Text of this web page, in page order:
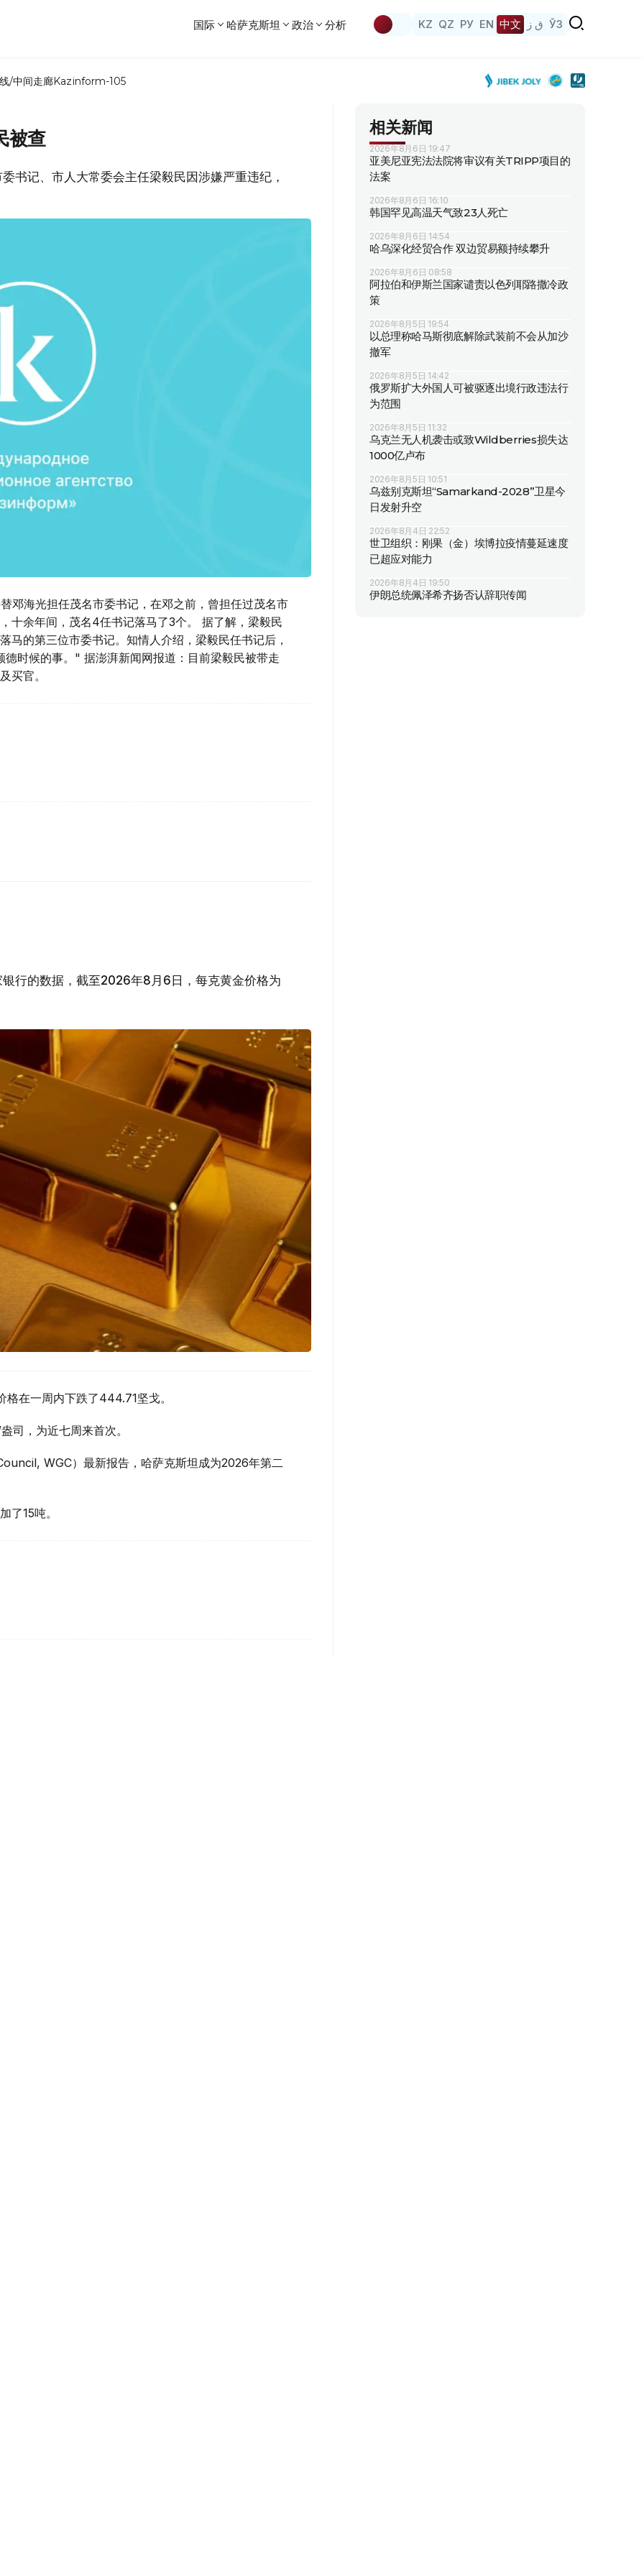
国际 哈萨克斯坦 政治 分析 KZ QZ РУ EN 中文 ق ز ЎЗ
/中间走廊Kazinform-105
被查
书记、市人大常委会主任梁毅民因涉嫌严重违纪，
邓海光担任茂名市委书记，在邓之前，曾担任过茂名市
十余年间，茂名4任书记落马了3个。 据了解，梁毅民
马的第三位市委书记。知情人介绍，梁毅民任书记后，
时候的事。" 据澎湃新闻网报道：目前梁毅民被带走
买官。
银行的数据，截至2026年8月6日，每克黄金价格为
在一周内下跌了444.71坚戈。
司，为近七周来首次。
WGC）最新报告，哈萨克斯坦成为2026年第二
了15吨。
相关新闻
2026年8月6日 19:47
亚美尼亚宪法法院将审议有关TRIPP项目的
法案
2026年8月6日 16:10
韩国罕见高温天气致23人死亡
2026年8月6日 14:54
哈乌深化经贸合作 双边贸易额持续攀升
2026年8月6日 08:58
阿拉伯和伊斯兰国家谴责以色列耶路撒冷政
策
2026年8月5日 19:54
以总理称哈马斯彻底解除武装前不会从加沙
撤军
2026年8月5日 14:42
俄罗斯扩大外国人可被驱逐出境行政违法行
为范围
2026年8月5日 11:32
乌克兰无人机袭击或致Wildberries损失达
1000亿卢布
2026年8月5日 10:51
乌兹别克斯坦“Samarkand-2028”卫星今
日发射升空
2026年8月4日 22:52
世卫组织：刚果（金）埃博拉疫情蔓延速度
已超应对能力
2026年8月4日 19:50
伊朗总统佩泽希齐扬否认辞职传闻